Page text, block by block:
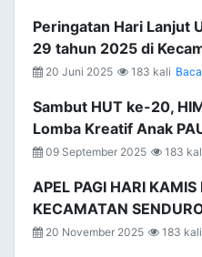
Peringatan Hari Lanjut
29 tahun 2025 di
20 Juni 2025 183 kali
Sambut HUT ke-20,
Lomba Kreatif Anak
09 September 2025 183
APEL PAGI HARI
KECAMATAN
20 November 2025 183 kali